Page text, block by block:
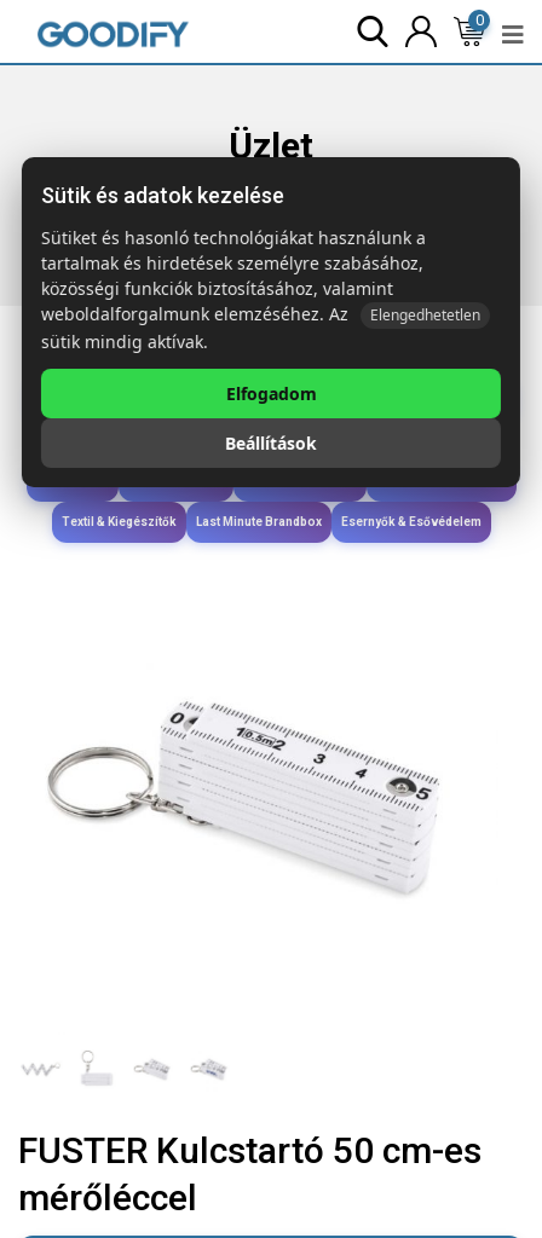
0
Üzlet
Főoldal Termékek Szóróajándék & Szerszám
Kulcstartó 50 cm-es mérőléccel
Étkezés & Ivás
Wellness & Ápolás
Textil & Kiegészítők Last Minute Brandbox Esernyők & Esővédelem
FUSTER Kulcstartó 50 cm-es
mérőléccel
Sütik és adatok kezelése
Sütiket és hasonló technológiákat használunk a
tartalmak és hirdetések személyre szabásához,
közösségi funkciók biztosításához, valamint
weboldalforgalmunk elemzéséhez. Az
Elengedhetetlen
sütik mindig aktívak.
Elfogadom
Beállítások